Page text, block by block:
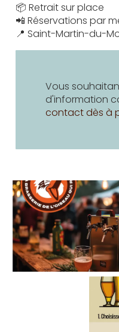
📦 Retrait sur place
📲 Réservations par
📍 Saint-Martin-du-
Vous
d'information
contact dès à